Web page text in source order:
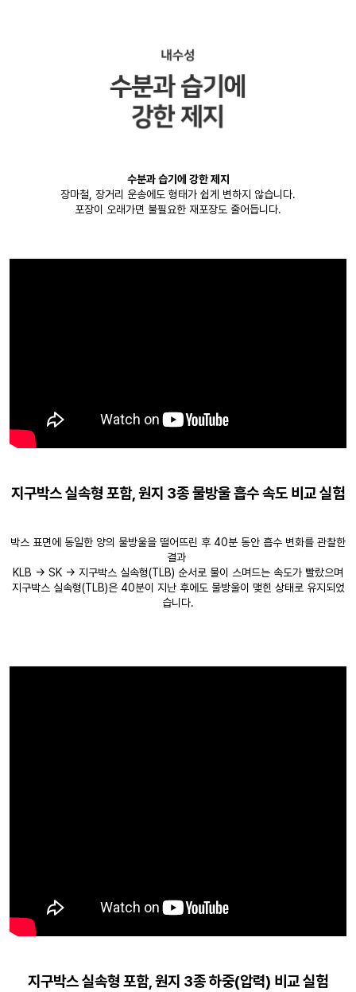
수분과 습기에 강한 제지
장마철, 장거리 운송에도 형태가 쉽게 변하지 않습니다.
포장이 오래가면 불필요한 재포장도 줄어듭니다.
지구박스 실속형 포함, 원지 3종 물방울 흡수 속도 비교 실험
박스 표면에 동일한 양의 물방울을 떨어뜨린 후 40분 동안 흡수 변화를 관찰한
결과
KLB → SK → 지구박스 실속형(TLB) 순서로 물이 스며드는 속도가 빨랐으며
지구박스 실속형(TLB)은 40분이 지난 후에도 물방울이 맺힌 상태로 유지되었
습니다.
지구박스 실속형 포함, 원지 3종 하중(압력) 비교 실험